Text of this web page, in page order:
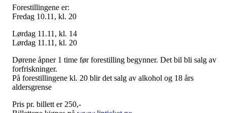
Forestillingene er:
Fredag 10.11, kl. 20
Lørdag 11.11, kl. 14
Lørdag 11.11, kl. 20
Dørene åpner 1 time før forestilling begynner. Det bil bli salg av
forfriskninger.
På forestillingene kl. 20 blir det salg av alkohol og 18 års
aldersgrense
Pris pr. billett er 250,-